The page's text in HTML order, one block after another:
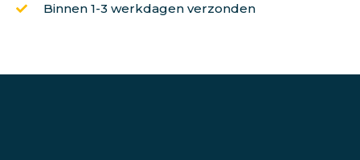
Binnen 1-3 werkdagen verzonden